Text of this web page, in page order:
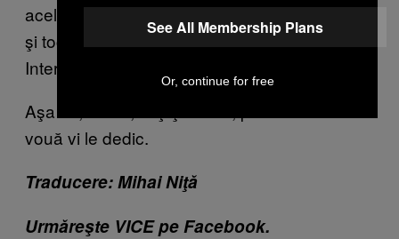
aceleaşi drepturi precum toţi ceilalţi muncitori
şi tocmai din cauza lui se sărbătoreşte Ziua
Internaţională a Lucrătorilor Sexuali.
Aşa că, surori, fraţi şi curve, pozele astea
vouă vi le dedic.
Traducere: Mihai Niţă
Urmăreşte VICE pe Facebook.
See All Membership Plans
Or, continue for free